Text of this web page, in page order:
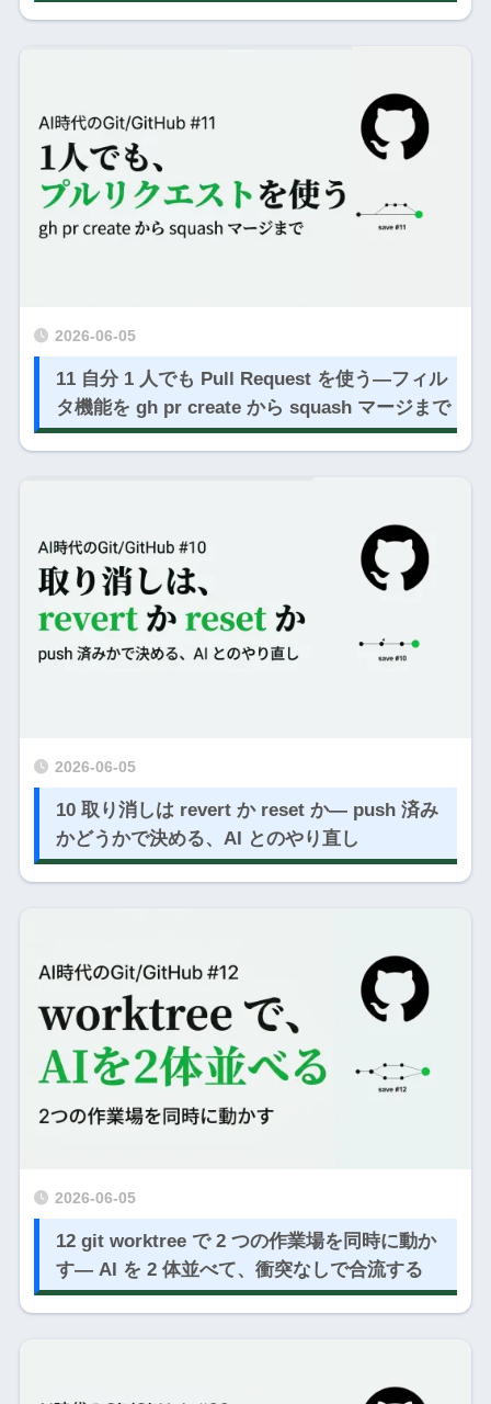
2026-06-05
11 自分 1 人でも Pull Request を使う―フィル
タ機能を gh pr create から squash マージまで
2026-06-05
10 取り消しは revert か reset か― push 済み
かどうかで決める、AI とのやり直し
2026-06-05
12 git worktree で 2 つの作業場を同時に動か
す― AI を 2 体並べて、衝突なしで合流する